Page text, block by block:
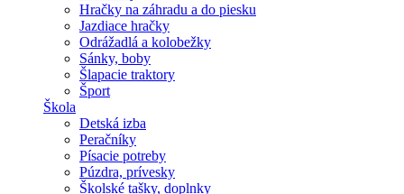
Hračky na záhradu a do piesku
Jazdiace hračky
Odrážadlá a kolobežky
Sánky, boby
Šlapacie traktory
Šport
Škola
Detská izba
Peračníky
Písacie potreby
Púzdra, prívesky
Školské tašky, doplnky